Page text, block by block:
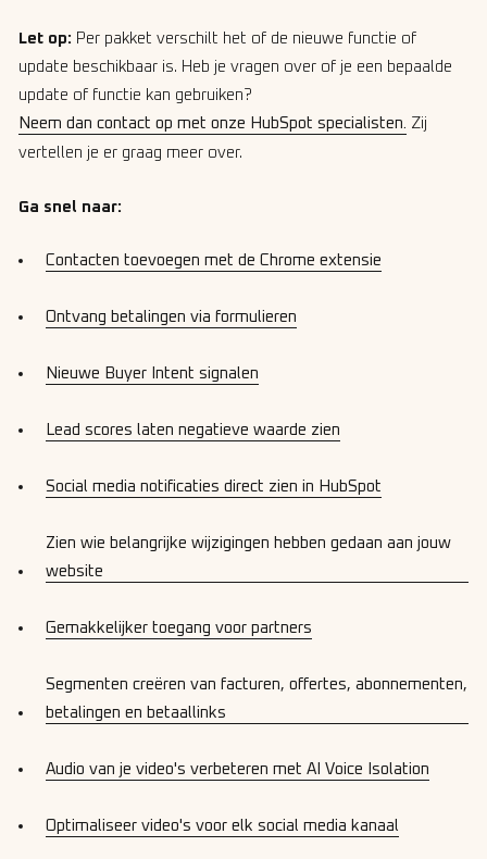
Let op: Per pakket verschilt het of de nieuwe functie of
update beschikbaar is. Heb je vragen over of je een bepaalde
update of functie kan gebruiken?
Neem dan contact op met onze HubSpot specialisten. Zij
vertellen je er graag meer over.
Ga snel naar:
Contacten toevoegen met de Chrome extensie
Ontvang betalingen via formulieren
Nieuwe Buyer Intent signalen
Lead scores laten negatieve waarde zien
Social media notificaties direct zien in HubSpot
Zien wie belangrijke wijzigingen hebben gedaan aan jouw
website
Gemakkelijker toegang voor partners
Segmenten creëren van facturen, offertes, abonnementen,
betalingen en betaallinks
Audio van je video's verbeteren met AI Voice Isolation
Optimaliseer video's voor elk social media kanaal